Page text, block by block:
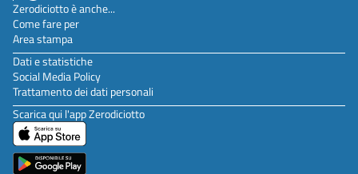
Zerodiciotto è anche...
Come fare per
Area stampa
Dati e statistiche
Social Media Policy
Trattamento dei dati personali
Scarica qui l'app Zerodiciotto